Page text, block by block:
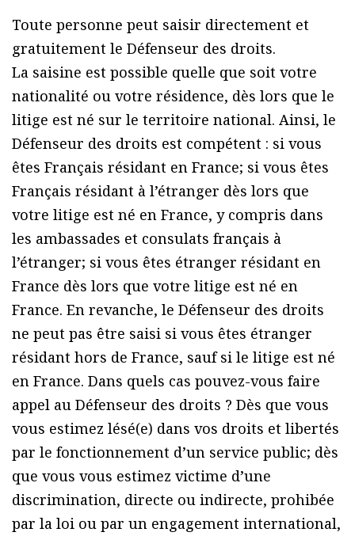
Toute personne peut saisir directement et
gratuitement le Défenseur des droits.
La saisine est possible quelle que soit votre
nationalité ou votre résidence, dès lors que le
litige est né sur le territoire national. Ainsi, le
Défenseur des droits est compétent : si vous
êtes Français résidant en France; si vous êtes
Français résidant à l’étranger dès lors que
votre litige est né en France, y compris dans
les ambassades et consulats français à
l’étranger; si vous êtes étranger résidant en
France dès lors que votre litige est né en
France. En revanche, le Défenseur des droits
ne peut pas être saisi si vous êtes étranger
résidant hors de France, sauf si le litige est né
en France. Dans quels cas pouvez-vous faire
appel au Défenseur des droits ? Dès que vous
vous estimez lésé(e) dans vos droits et libertés
par le fonctionnement d’un service public; dès
que vous vous estimez victime d’une
discrimination, directe ou indirecte, prohibée
par la loi ou par un engagement international,